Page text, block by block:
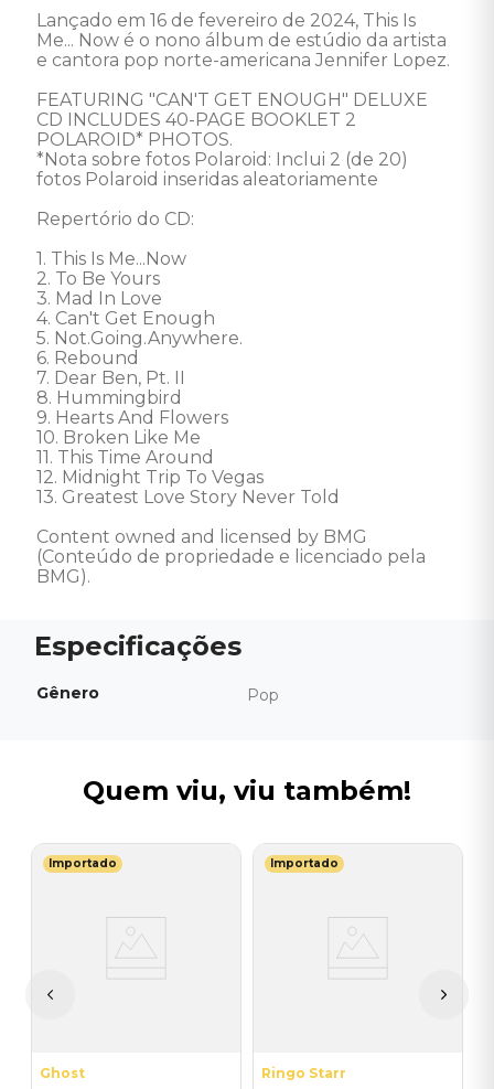
Lançado em 16 de fevereiro de 2024, This Is
Me... Now é o nono álbum de estúdio da artista
e cantora pop norte-americana Jennifer Lopez.
FEATURING "CAN'T GET ENOUGH" DELUXE
CD INCLUDES 40-PAGE BOOKLET 2
POLAROID* PHOTOS.
*Nota sobre fotos Polaroid: Inclui 2 (de 20)
fotos Polaroid inseridas aleatoriamente
Repertório do CD:
1. This Is Me...Now
2. To Be Yours
3. Mad In Love
4. Can't Get Enough
5. Not.Going.Anywhere.
6. Rebound
7. Dear Ben, Pt. II
8. Hummingbird
9. Hearts And Flowers
10. Broken Like Me
11. This Time Around
12. Midnight Trip To Vegas
13. Greatest Love Story Never Told
Content owned and licensed by BMG
(Conteúdo de propriedade e licenciado pela
BMG).
Gênero Pop
Quem viu, viu também!
Importado
Ghost
Importado
Ringo Starr